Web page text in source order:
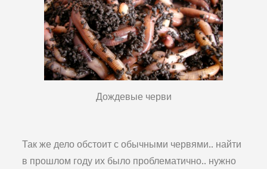
Дождевые черви
Так же дело обстоит с обычными червями.. найти
в прошлом году их было проблематично.. нужно